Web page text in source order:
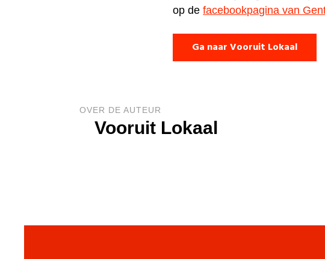
op defacebookpagina van
Ga naar Vooruit Lokaal
OVER DE AUTEUR
Vooruit Lokaal